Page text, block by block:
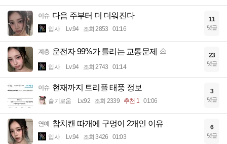
이슈 다음 주부터 더 더워진다
입사 Lv.94 조회 2853 01:16
11
댓글
계층 운전자 99%가 틀리는 교통문제
입사 Lv.94 조회 2743 01:14
23
댓글
이슈 현재까지 트리플 태풍 정보
슬기로움 Lv.92 조회 2339 추천 1 01:06
3
댓글
연예 참치캔 따개에 구멍이 2개인 이유
입사 Lv.94 조회 3426 01:03
6
댓글